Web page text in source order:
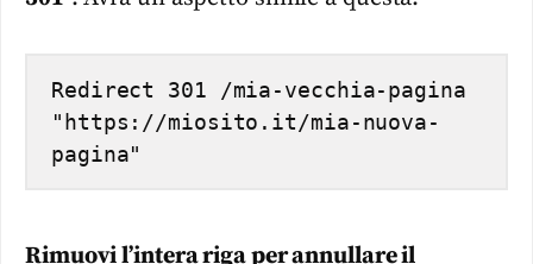
Redirect 301 /mia-vecchia-pagina
"https://miosito.it/mia-nuova-
pagina"
Rimuovi l’intera riga per annullare il